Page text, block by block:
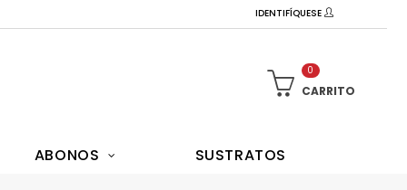
IDENTIFÍQUESE
0
CARRITO
ABONOS SUSTRATOS